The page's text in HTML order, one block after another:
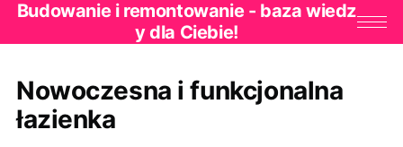
Budowanie i remontowanie - baza wiedz
y dla Ciebie!
Nowoczesna i funkcjonalna
łazienka